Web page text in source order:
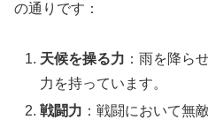
の通りです：
天候を操る力 ：雨を降ら
力を持っています。
戦闘力 ：戦闘において無